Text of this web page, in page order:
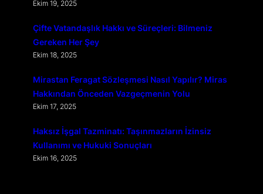
Ekim 19, 2025
Çifte Vatandaşlık Hakkı ve Süreçleri: Bilmeniz
Gereken Her Şey
Ekim 18, 2025
Mirastan Feragat Sözleşmesi Nasıl Yapılır? Miras
Hakkından Önceden Vazgeçmenin Yolu
Ekim 17, 2025
Haksız İşgal Tazminatı: Taşınmazların İzinsiz
Kullanımı ve Hukuki Sonuçları
Ekim 16, 2025